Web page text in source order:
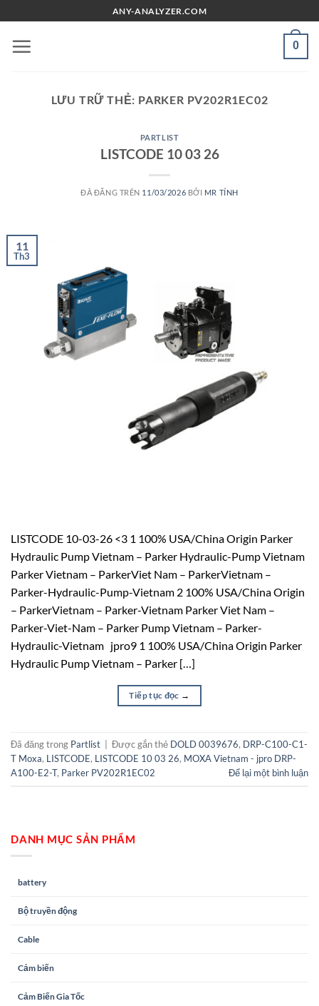
đến
nội
ANY-ANALYZER.COM
0
LƯU TRỮ THẺ: PARKER PV202R1EC02
PARTLIST
LISTCODE 10 03 26
ĐÃ ĐĂNG TRÊN 11/03/2026 BỞI MR TÍNH
11
Th3
LISTCODE 10-03-26 <3 1 100% USA/China Origin Parker
Hydraulic Pump Vietnam – Parker Hydraulic-Pump Vietnam
Parker Vietnam – ParkerViet Nam – ParkerVietnam –
Parker-Hydraulic-Pump-Vietnam 2 100% USA/China Origin
– ParkerVietnam – Parker-Vietnam Parker Viet Nam –
Parker-Viet-Nam – Parker Pump Vietnam – Parker-
Hydraulic-Vietnam jpro9 1 100% USA/China Origin Parker
Hydraulic Pump Vietnam – Parker […]
Tiếp tục đọc →
Đã đăng trong Partlist Được gắn thẻ DOLD 0039676, DRP-C100-C1-
T Moxa, LISTCODE, LISTCODE 10 03 26, MOXA Vietnam - jpro DRP-
A100-E2-T, Parker PV202R1EC02 Để lại một bình luận
DANH MỤC SẢN PHẨM
battery
Bộ truyền động
Cable
Cảm biến
Cảm Biến Gia Tốc